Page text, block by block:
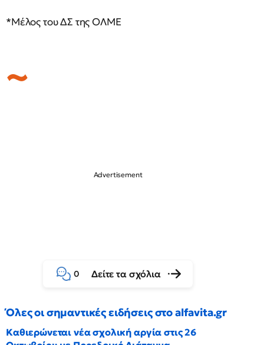
*Μέλος του ΔΣ της ΟΛΜΕ
0 Δείτε τα σχόλια
Όλες οι σημαντικές ειδήσεις στο alfavita.gr
Καθιερώνεται νέα σχολική αργία στις 26